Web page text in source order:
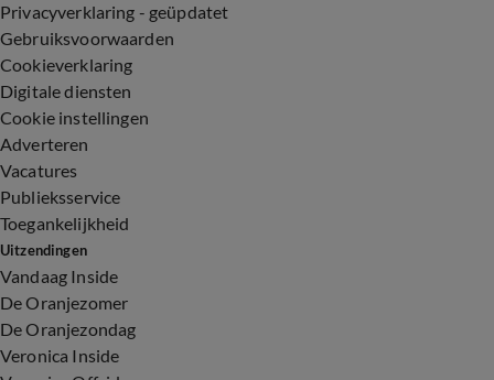
Privacyverklaring - geüpdatet
Gebruiksvoorwaarden
Cookieverklaring
Digitale diensten
Cookie instellingen
Adverteren
Vacatures
Publieksservice
Toegankelijkheid
Uitzendingen
Vandaag Inside
De Oranjezomer
De Oranjezondag
Veronica Inside